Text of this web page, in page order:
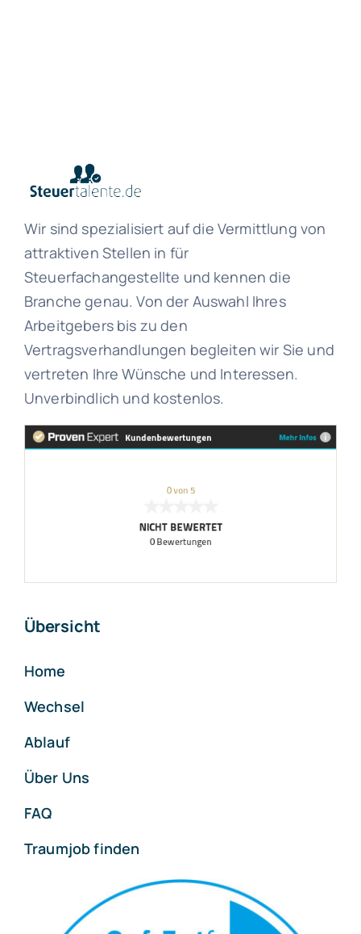
Wir sind spezialisiert auf die Vermittlung von
attraktiven Stellen in für
Steuerfachangestellte und kennen die
Branche genau. Von der Auswahl Ihres
Arbeitgebers bis zu den
Vertragsverhandlungen begleiten wir Sie und
vertreten Ihre Wünsche und Interessen.
Unverbindlich und kostenlos.
Übersicht
Home
Wechsel
Ablauf
Über Uns
FAQ
Traumjob finden